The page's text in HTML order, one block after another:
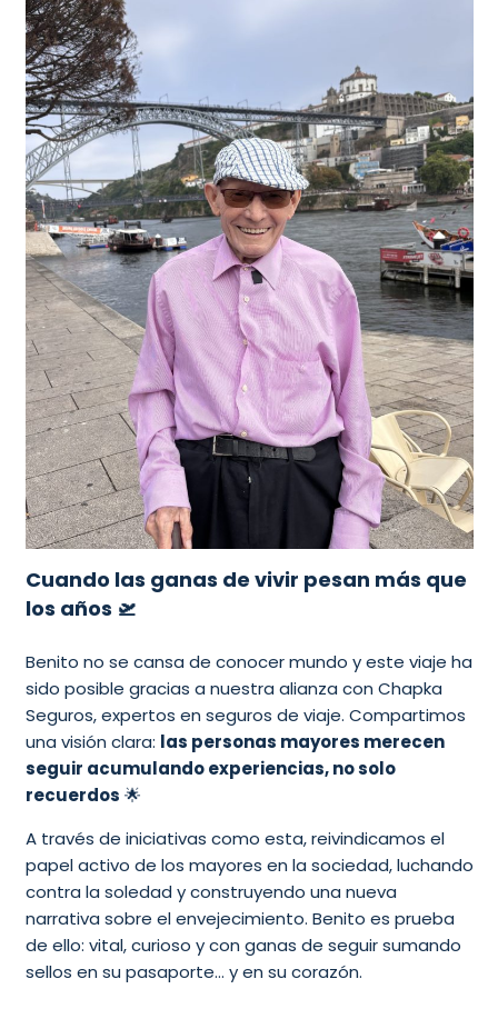
Cuando las ganas de vivir pesan más que
los años 🛫
Benito no se cansa de conocer mundo y este viaje ha
sido posible gracias a nuestra alianza con Chapka
Seguros, expertos en seguros de viaje. Compartimos
una visión clara: las personas mayores merecen
seguir acumulando experiencias, no solo
recuerdos 🌟
A través de iniciativas como esta, reivindicamos el
papel activo de los mayores en la sociedad, luchando
contra la soledad y construyendo una nueva
narrativa sobre el envejecimiento. Benito es prueba
de ello: vital, curioso y con ganas de seguir sumando
sellos en su pasaporte… y en su corazón.